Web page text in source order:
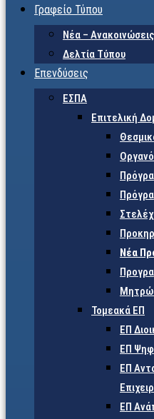
Γραφείο Τύπου
Νέα – Ανακοινώσεις
Δελτία Τύπου
Επενδύσεις
ΕΣΠΑ
Επιτελική
Νέα
Τομεακά ΕΠ
ΕΠ
ΕΠ
ΕΠ
ΕΠ